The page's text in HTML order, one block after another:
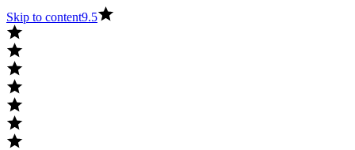
Skip to content9.5